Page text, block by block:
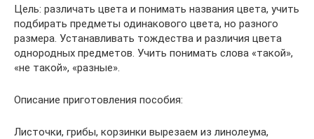
Цель: различать цвета и понимать названия цвета, учить
подбирать предметы одинакового цвета, но разного
размера. Устанавливать тождества и различия цвета
однородных предметов. Учить понимать слова «такой»,
«не такой», «разные».
Описание приготовления пособия:
Листочки, грибы, корзинки вырезаем из линолеума,